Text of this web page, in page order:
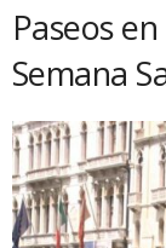
Paseos
Semana